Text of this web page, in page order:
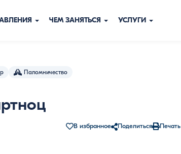
ЧЕМ ЗАНЯТЬСЯ УСЛУГИ
Паломничество
В избранное Поделиться Печать
Просмотреть все